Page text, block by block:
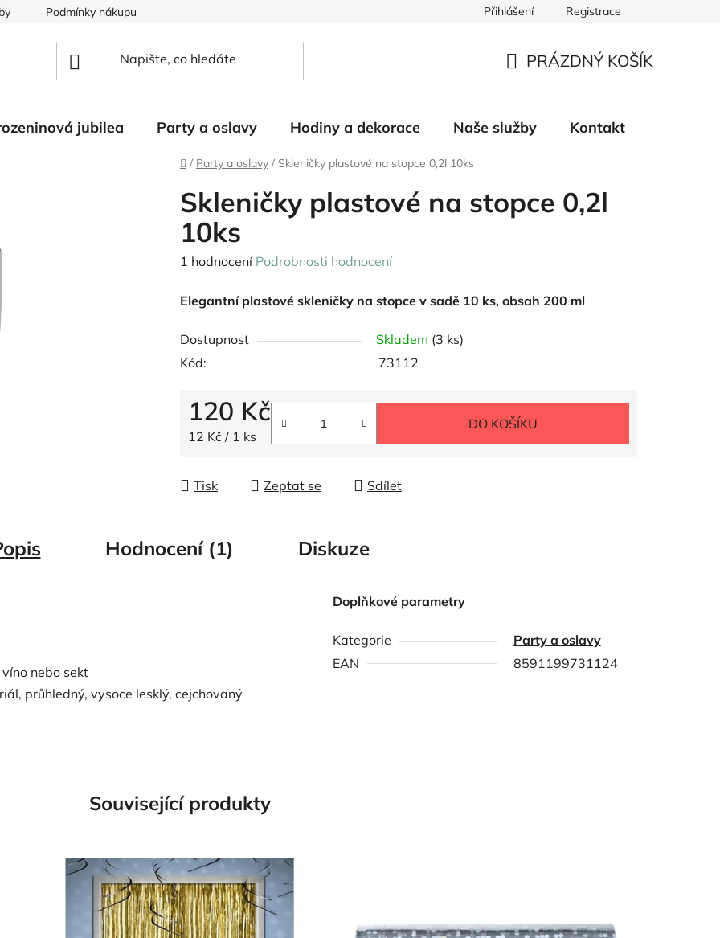
Podmínky nákupu Přihlášení Registrace
KOŠÍK
PRÁZDNÝ KOŠÍK
jubilea Party a oslavy Hodiny a dekorace Naše služby Kontakt
Domů
/ Party a oslavy / Skleničky plastové na stopce 0,2l 10ks
Skleničky plastové na stopce 0,2l
10ks
Průměrné
produktu
5,0
z
hvězdiček.
1 hodnocení Podrobnosti hodnocení
Elegantní plastové skleničky na stopce v sadě 10 ks, obsah 200 ml
Dostupnost Skladem (3 ks)
Kód:
73112
120 Kč
Měrná cena:
12 Kč / 1 ks
DO KOŠÍKU
Tisk Zeptat se Sdílet
Hodnocení (1) Diskuze
nebo sekt
průhledný, vysoce lesklý, cejchovaný
Doplňkové parametry
Kategorie
Party a oslavy
EAN
8591199731124
Související produkty